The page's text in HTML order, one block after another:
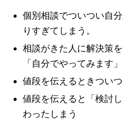
個別相談でついつい自
りすぎてしまう。
相談がきた人に解決策
「自分でやってみます
値段を伝えるときつい
値段を伝えると「検討
わったしまう